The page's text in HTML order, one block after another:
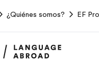
¿Quiénes somos? EF